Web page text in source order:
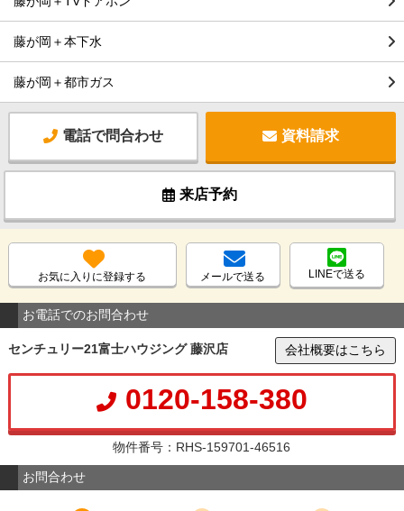
藤が岡＋本下水
藤が岡＋都市ガス
電話で問合わせ 資料請求
来店予約
お気に入りに登録する メールで送る LINEで送る
お電話でのお問合わせ
センチュリー21富士ハウジング 藤沢店 会社概要はこちら
0120-158-380
物件番号：RHS-159701-46516
お問合わせ